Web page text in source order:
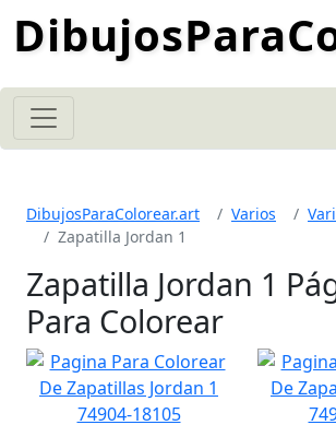
DibujosParaColorear.art Varios
Zapatilla Jordan 1
Zapatilla Jordan 1
Para Colorear